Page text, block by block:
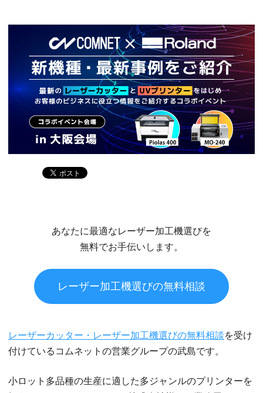
あなたに最適なレーザー加工機選びを
無料でお手伝いします。
レーザー加工機選びの無料相談
レーザーカッター・レーザー加工機選びの無料相談を受け
付けているコムネットの営業グループの武島です。
小ロット多品種の生産に適した多ジャンルのプリンターを